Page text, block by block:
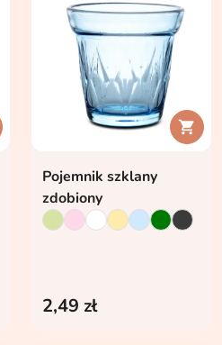

Pojemnik szklany
zdobiony
2,49 zł